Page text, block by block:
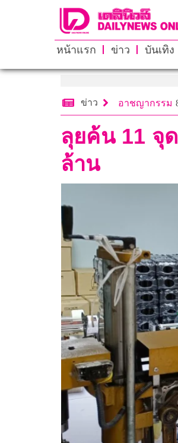
หน้าแรก ข่าว บันเทิง
ข่าว อาชญากรรม
ลุยค้น 11 จุ
ล้าน